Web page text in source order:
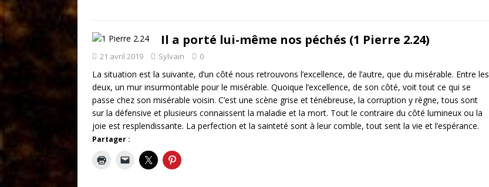
Il a porté lui-même nos péchés (1 Pierre 2.24)
21 avril 2019 Sylvain 0
La situation est la suivante, d’un côté nous retrouvons l’excellence, de l’autre, que du misérable. Entre les
deux, un mur insurmontable pour le misérable. Quoique l’excellence, de son côté, voit tout ce qui se
passe chez son misérable voisin. C’est une scène grise et ténébreuse, la corruption y règne, tous sont
sur la défensive et plusieurs connaissent la maladie et la mort. Tout le contraire du côté lumineux ou la
joie est resplendissante. La perfection et la sainteté sont à leur comble, tout sent la vie et l’espérance.
Partager :